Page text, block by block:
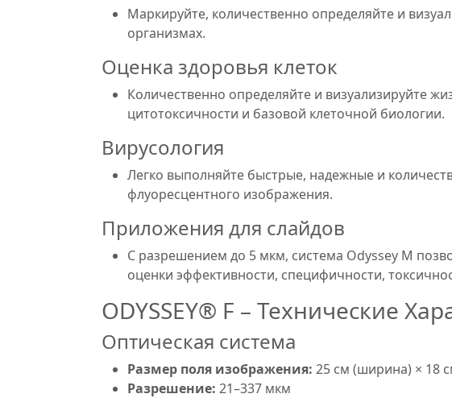
Маркируйте, количественно определяйте и
организмах.
Оценка здоровья клеток
Количественно определяйте и визуализируйте
цитотоксичности и базовой клеточной биологии.
Вирусология
Легко выполняйте быстрые, надежные и
флуоресцентного изображения.
Приложения для слайдов
С разрешением до 5 мкм, система Odyssey M
оценки эффективности, специфичности,
ODYSSEY® F – Технические
Оптическая система
Размер поля изображения: 25 см (ширина) × 18
Разрешение: 21–337 мкм